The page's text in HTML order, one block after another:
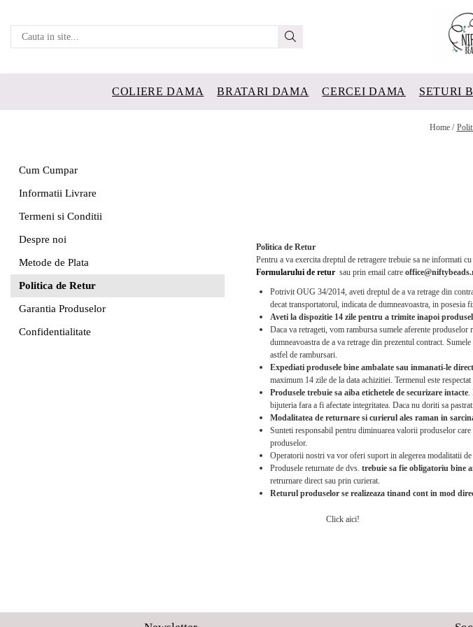
COLIERE DAMA BRATARI DAMA CERCEI DAMA SETURI
Home /
Politica de Retur
Pentru a va exercita dreptul de retragere trebuie sa ne informati
Formularului de retur sau prin email catre
Potrivit OUG 34/2014, aveti dreptul de a va retrage din
decat transportatorul, indicata de dumneavoastra, in posesia
Aveti la dispozitie 14 zile pentru a trimite inapoi
Daca va retrageti, vom rambursa sumele aferente
dumneavoastra de a va retrage din prezentul contract.
astfel de rambursari.
Expediati produsele bine ambalate sau inmanati-le
maximum 14 zile de la data achizitiei. Termenul este
Produsele trebuie sa aiba etichetele de securizare intacte.
bijuteria fara a fi afectate integritatea. Daca nu doriti sa
Modalitatea de returnare si curierul ales raman in
Sunteti responsabil pentru diminuarea valorii produselor
produselor.
Operatorii nostri va vor oferi suport in alegerea modalitatii
Produsele returnate de dvs. trebuie sa fie obligatoriu bine
retrurnare direct sau prin curierat.
Returul produselor se realizeaza tinand cont in mod
Click aici!
Cum Cumpar
Informatii Livrare
Termeni si Conditii
Despre noi
Metode de Plata
Politica de Retur
Garantia Produselor
Confidentialitate